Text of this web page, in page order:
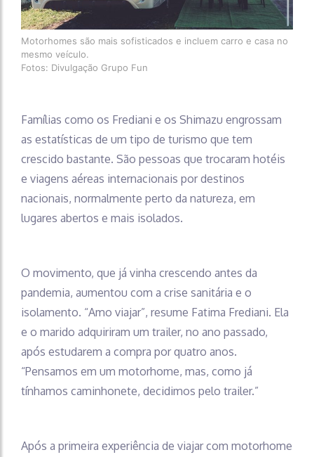
Motorhomes são mais sofisticados e incluem carro e casa no
mesmo veículo.
Fotos: Divulgação Grupo Fun
Famílias como os Frediani e os Shimazu engrossam
as estatísticas de um tipo de turismo que tem
crescido bastante. São pessoas que trocaram hotéis
e viagens aéreas internacionais por destinos
nacionais, normalmente perto da natureza, em
lugares abertos e mais isolados.
O movimento, que já vinha crescendo antes da
pandemia, aumentou com a crise sanitária e o
isolamento. “Amo viajar”, resume Fatima Frediani. Ela
e o marido adquiriram um trailer, no ano passado,
após estudarem a compra por quatro anos.
“Pensamos em um motorhome, mas, como já
tínhamos caminhonete, decidimos pelo trailer.”
Após a primeira experiência de viajar com motorhome